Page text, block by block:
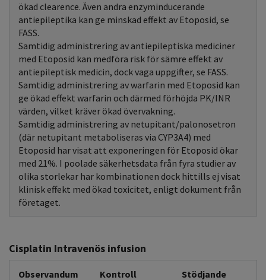
ökad clearence. Även andra enzyminducerande
antiepileptika kan ge minskad effekt av Etoposid, se
FASS.
Samtidig administrering av antiepileptiska mediciner
med Etoposid kan medföra risk för sämre effekt av
antiepileptisk medicin, dock vaga uppgifter, se FASS.
Samtidig administrering av warfarin med Etoposid kan
ge ökad effekt warfarin och därmed förhöjda PK/INR
värden, vilket kräver ökad övervakning.
Samtidig administrering av netupitant/palonosetron
(där netupitant metaboliseras via CYP3A4) med
Etoposid har visat att exponeringen för Etoposid ökar
med 21%. I poolade säkerhetsdata från fyra studier av
olika storlekar har kombinationen dock hittills ej visat
klinisk effekt med ökad toxicitet, enligt dokument från
företaget.
Cisplatin Intravenös infusion
Observandum Kontroll Stödjande